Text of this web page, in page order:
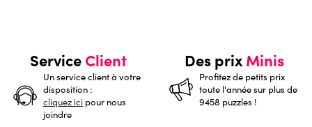
ServiceClient
Un service client à votre
disposition :
cliquez ici pour nous
joindre
Des prixMinis
Profitez de petits prix
toute l'année sur plus de
9458 puzzles !